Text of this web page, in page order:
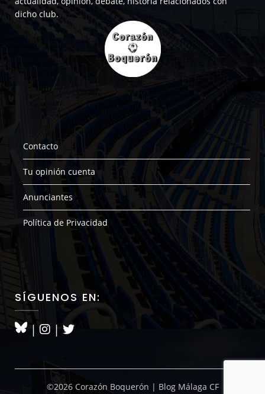
dicho club.
Contacto
Tu opinión cuenta
Anunciantes
Política de Privacidad
SÍGUENOS EN:
| |
©2026 Corazón Boquerón | Blog Málaga CF